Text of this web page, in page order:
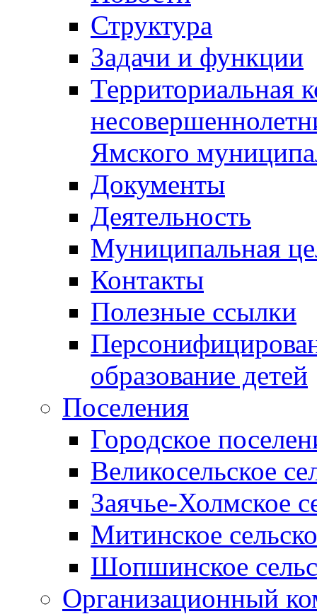
Структура
Задачи и функции
Территориальная
Ямского
Документы
Деятельность
Муниципальная
Контакты
Полезные ссылки
образование детей
Поселения
Городское
Великосельское
Заячье-Холмское
Митинское
Шопшинское
Организационный